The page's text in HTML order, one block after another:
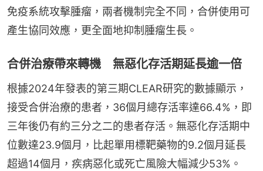
免疫系統攻擊腫瘤，兩者機制完全不同，合併使用可
產生協同效應，更全面地抑制腫瘤生長。
合併治療帶來轉機 無惡化存活期延長逾一倍
根據2024年發表的第三期CLEAR研究的數據顯示，
接受合併治療的患者，36個月總存活率達66.4%，即
三年後仍有約三分之二的患者存活。無惡化存活期中
位數達23.9個月，比起單用標靶藥物的9.2個月延長
超過14個月，疾病惡化或死亡風險大幅減少53%。